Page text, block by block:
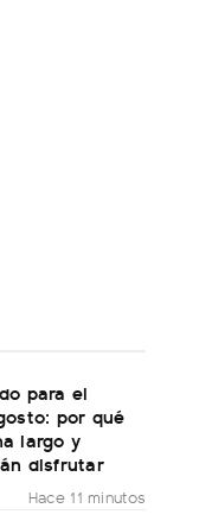
para el
por qué
largo y
disfrutar
Hace 11 minutos